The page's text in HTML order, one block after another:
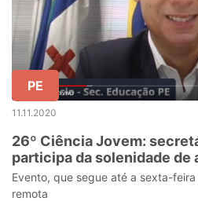
PE
11.11.2020
26º Ciência Jovem:
participa da solenidade de
Evento, que segue até a sexta-
remota